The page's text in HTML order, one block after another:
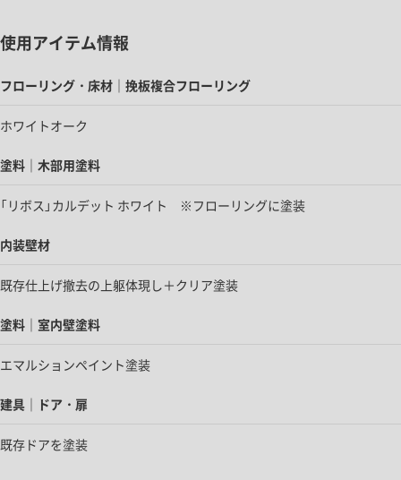
使用アイテム情報
フローリング・床材｜挽板複合フローリング
ホワイトオーク
塗料｜木部用塗料
「リボス」カルデット ホワイト ※フローリングに塗装
内装壁材
既存仕上げ撤去の上躯体現し＋クリア塗装
塗料｜室内壁塗料
エマルションペイント塗装
建具｜ドア・扉
既存ドアを塗装